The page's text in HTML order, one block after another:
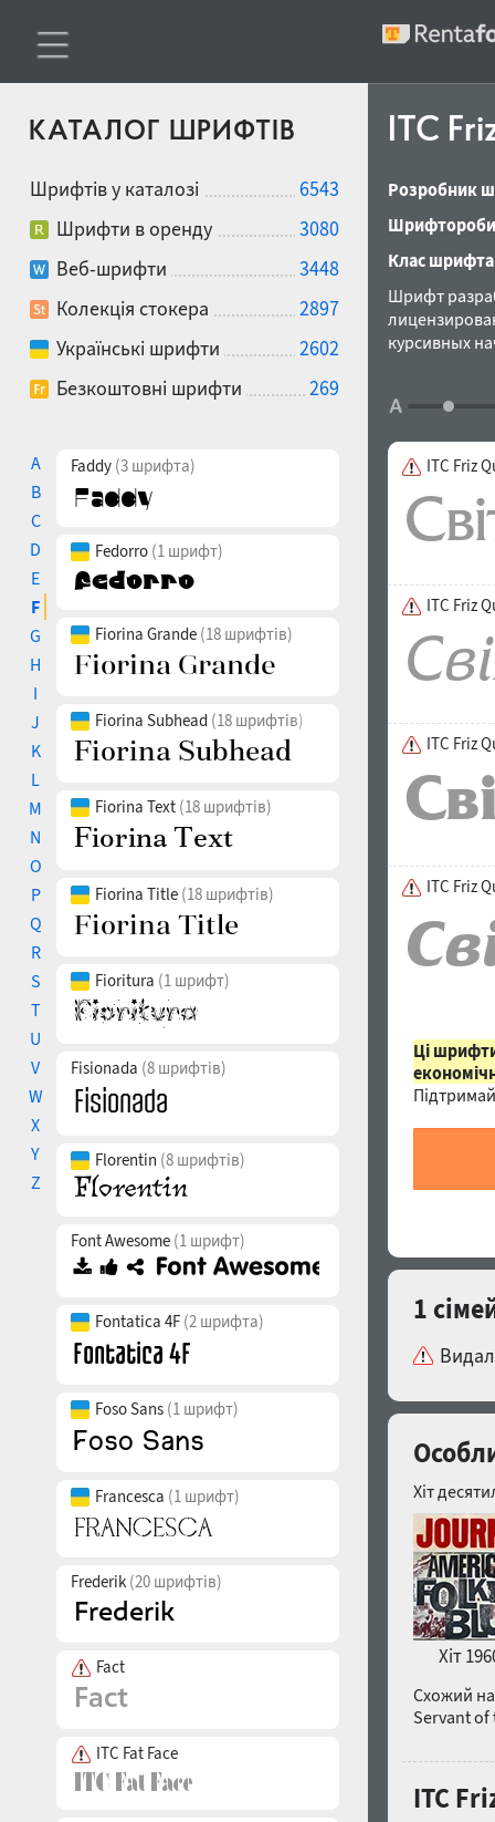
КАТАЛОГ ШРИФТІВ
Шрифтів у каталозі
6543
Шрифти в оренду
3080
Веб-шрифти
3448
Колекція стокера
2897
Українські шрифти
2602
Безкоштовні шрифти
269
A
B
C
D
E
F
G
H
I
J
K
L
M
N
O
P
Q
R
S
T
U
V
W
X
Y
Z
Faddy (3 шрифта)
Fedorro (1 шрифт)
Fiorina Grande (18 шрифтів)
Fiorina Subhead (18 шрифтів)
Fiorina Text (18 шрифтів)
Fiorina Title (18 шрифтів)
Fioritura (1 шрифт)
Fisionada (8 шрифтів)
Florentin (8 шрифтів)
Font Awesome (1 шрифт)
Fontatica 4F (2 шрифта)
Foso Sans (1 шрифт)
Francesca (1 шрифт)
Frederik (20 шрифтів)
Fact
ITC Fat Face
ITC
Розробник
Клас
Шрифт
курсивных
ITC Friz
ITC Friz
ITC Friz
ITC Friz
Ці
1
Хіт
Хіт
Схожий на
Servant of
ITC